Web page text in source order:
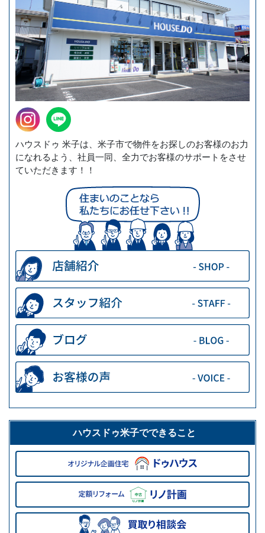
ハウスドゥ 米子は、米子市で物件をお探しのお客様のお力
になれるよう、社員一同、全力でお客様のサポートをさせ
ていただきます！！
ハウスドゥ米子でできること